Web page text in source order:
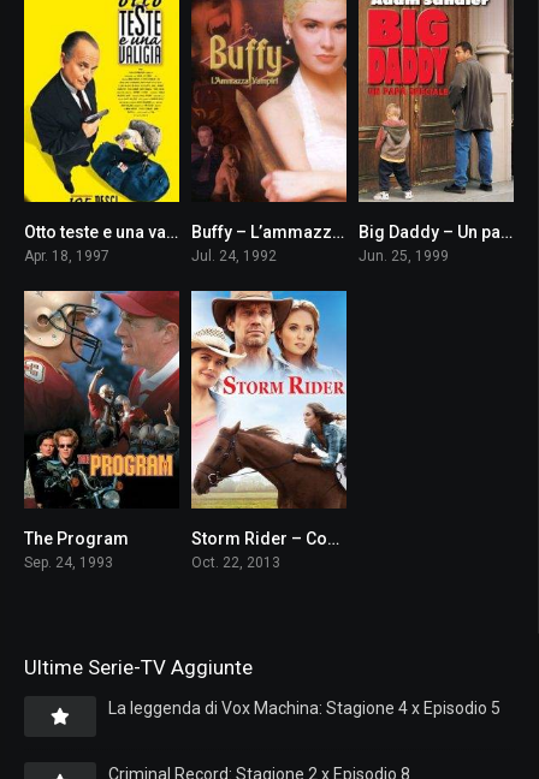
5.3Otto teste e una valigia
Apr. 18, 1997
5.6Buffy – L’ammazzavampiri
Jul. 24, 1992
6.4Big Daddy – Un papà speciale
Jun. 25, 1999
The Program
Sep. 24, 1993
6.4
Storm Rider – Correre per vincere
Oct. 22, 2013
Ultime Serie-TV Aggiunte
La leggenda di Vox Machina: Stagione 4 x Episodio 5
Criminal Record: Stagione 2 x Episodio 8